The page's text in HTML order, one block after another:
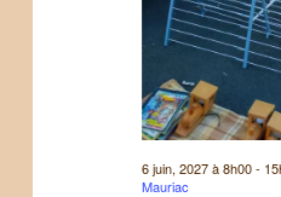
6 juin, 2027 à 8h00-
Mauriac